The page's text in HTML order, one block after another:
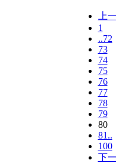
上
1
..72
73
74
75
76
77
78
79
80
81..
100
下